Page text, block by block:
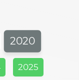
2020
2025